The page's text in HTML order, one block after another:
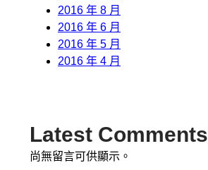
2016 年 8 月
2016 年 6 月
2016 年 5 月
2016 年 4 月
Latest Comments
尚無留言可供顯示。